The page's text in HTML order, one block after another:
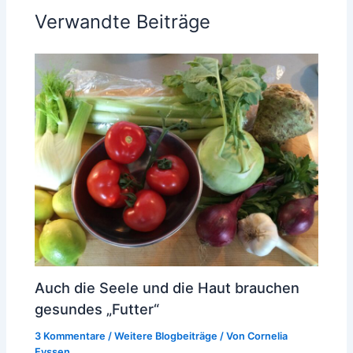
Verwandte Beiträge
Auch die Seele und die Haut brauchen
gesundes „Futter“
3 Kommentare /Weitere Blogbeiträge / VonCornelia